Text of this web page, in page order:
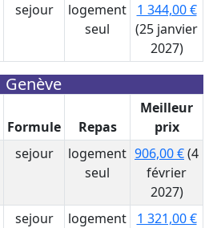
sejour
logement
seul
1 344,00 €
(25 janvier
2027)
Genève
Formule Repas
Meilleur
prix
sejour
logement
seul
906,00 €(4
février
2027)
sejour
logement
1 321,00 €